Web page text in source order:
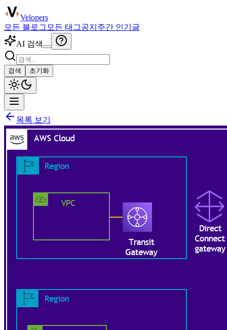
Velopers
모든 블로그 모든 태그공지 주간 인기글
AI 검색
검색 초기화
목록 보기